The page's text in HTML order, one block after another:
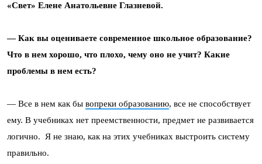
«Свет» Елене Анатольевне Глазневой.
— Как вы оцениваете современное школьное образование?
Что в нем хорошо, что плохо, чему оно не учит? Какие
проблемы в нем есть?
— Все в нем как бы вопреки образованию, все не способствует
ему. В учебниках нет преемственности, предмет не развивается
логично. Я не знаю, как на этих учебниках выстроить систему
правильно.